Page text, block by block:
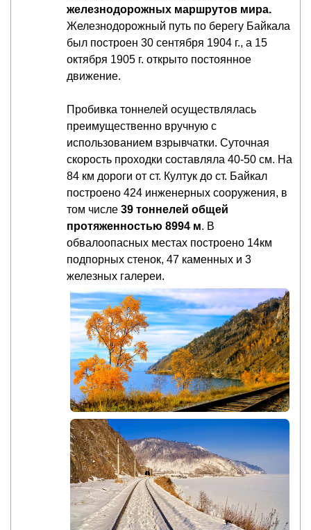
железнодорожных маршрутов мира.
Железнодорожный путь по берегу Байкала
был построен 30 сентября 1904 г., а 15
октября 1905 г. открыто постоянное
движение.
Пробивка тоннелей осуществлялась
преимущественно вручную с
использованием взрывчатки. Суточная
скорость проходки составляла 40-50 см. На
84 км дороги от ст. Култук до ст. Байкал
построено 424 инженерных сооружения, в
том числе 39 тоннелей общей
протяженностью 8994 м. В
обвалоопасных местах построено 14км
подпорных стенок, 47 каменных и 3
железных галереи.